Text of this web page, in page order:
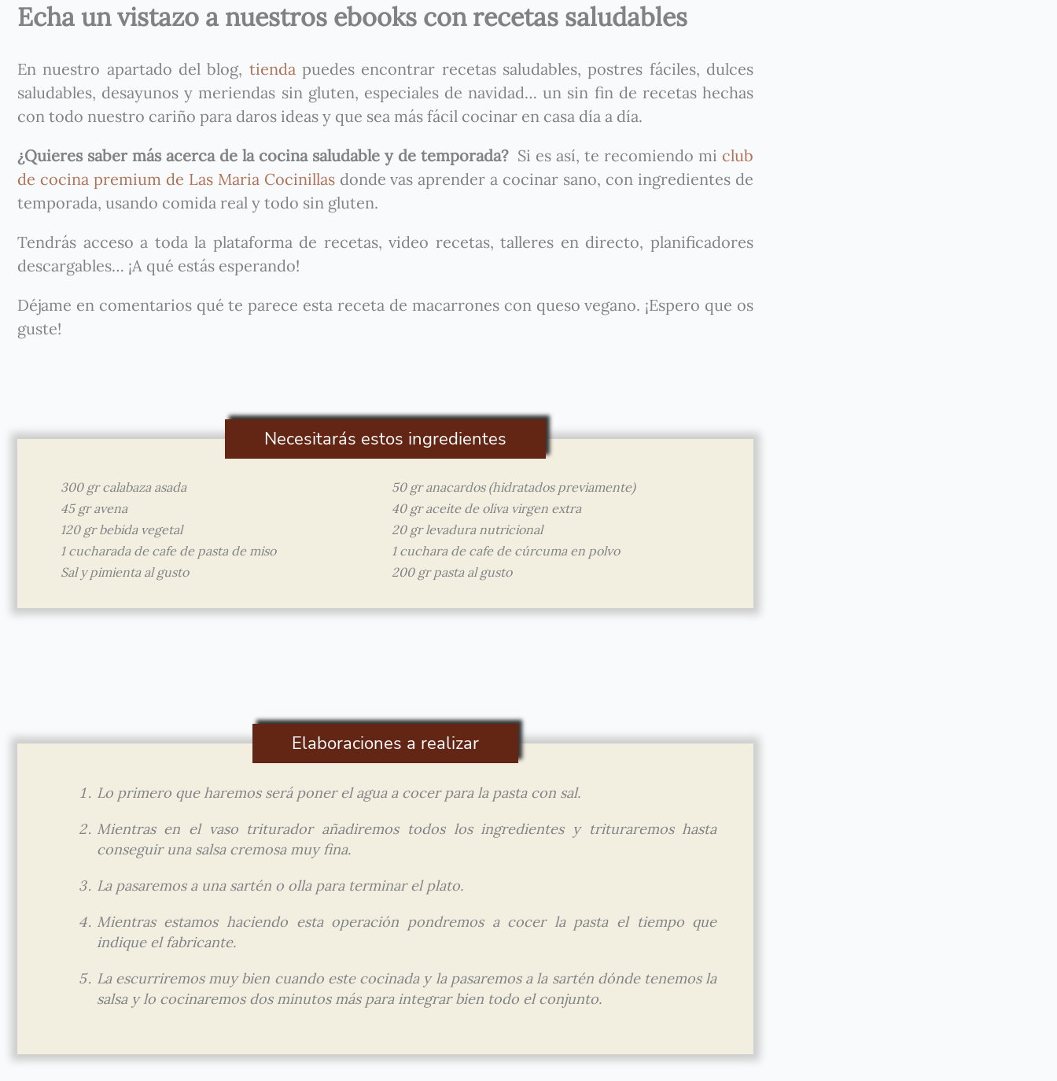
Echa un vistazo a nuestros ebooks con recetas saludables
En nuestro apartado del blog, tiendapuedes encontrar recetas saludables, postres fáciles, dulces
saludables, desayunos y meriendas sin gluten, especiales de navidad… un sin fin de recetas hechas
con todo nuestro cariño para daros ideas y que sea más fácil cocinar en casa día a día.
¿Quieres saber más acerca de la cocina saludable y de temporada? Si es así, te recomiendo mi club
de cocina premium de Las Maria Cocinillasdonde vas aprender a cocinar sano, con ingredientes de
temporada, usando comida real y todo sin gluten.
Tendrás acceso a toda la plataforma de recetas, video recetas, talleres en directo, planificadores
descargables… ¡A qué estás esperando!
Déjame en comentarios qué te parece esta receta de macarrones con queso vegano. ¡Espero que os
guste!
Necesitarás estos ingredientes
300 gr calabaza asada
50 gr anacardos (hidratados previamente)
45 gr avena
40 gr aceite de oliva virgen extra
120 gr bebida vegetal
20 gr levadura nutricional
1 cucharada de cafe de pasta de miso
1 cuchara de cafe de cúrcuma en polvo
Sal y pimienta al gusto
200 gr pasta al gusto
Elaboraciones a realizar
Lo primero que haremos será poner el agua a cocer para la pasta con sal.
Mientras en el vaso triturador añadiremos todos los ingredientes y trituraremos hasta
conseguir una salsa cremosa muy fina.
La pasaremos a una sartén o olla para terminar el plato.
Mientras estamos haciendo esta operación pondremos a cocer la pasta el tiempo que
indique el fabricante.
La escurriremos muy bien cuando este cocinada y la pasaremos a la sartén dónde tenemos la
salsa y lo cocinaremos dos minutos más para integrar bien todo el conjunto.